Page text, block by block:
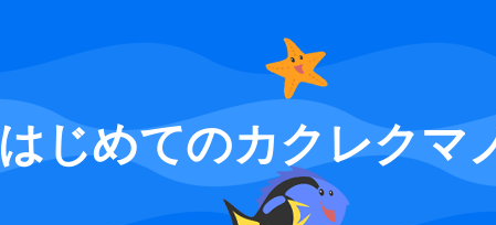
はじめてのカクレクマ